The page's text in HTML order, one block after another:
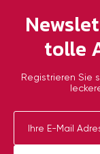
tolle
Registrieren Sie